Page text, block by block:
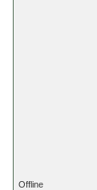
Offline